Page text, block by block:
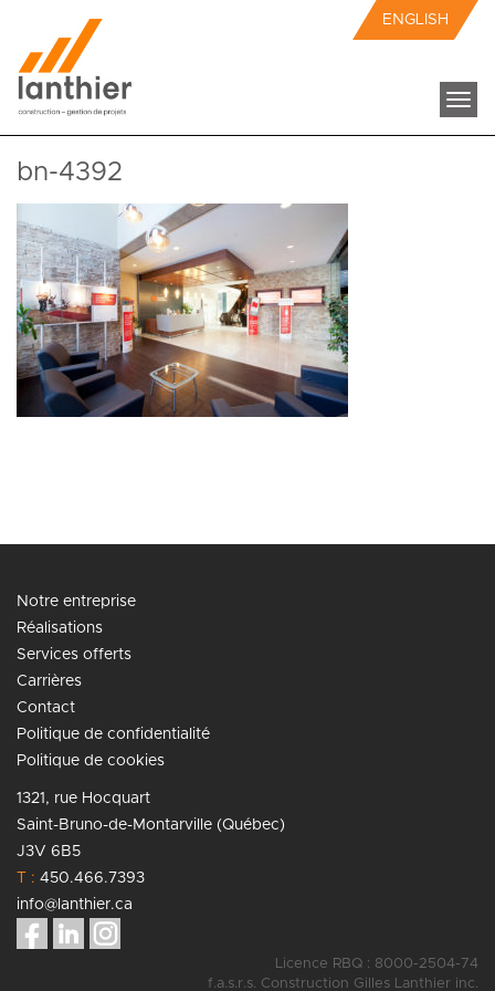
ENGLISH
bn-4392
Notre entreprise
Réalisations
Services offerts
Carrières
Contact
Politique de confidentialité
Politique de cookies
1321, rue Hocquart
Saint-Bruno-de-Montarville (Québec)
J3V 6B5
T : 450.466.7393
info@lanthier.ca
Licence RBQ : 8000-2504-74
f.a.s.r.s. Construction Gilles Lanthier inc.